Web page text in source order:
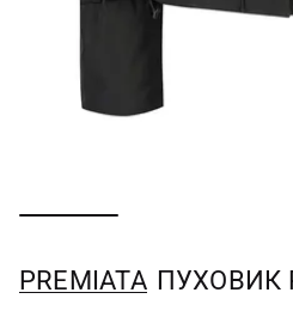
PREMIATA ПУХОВИК